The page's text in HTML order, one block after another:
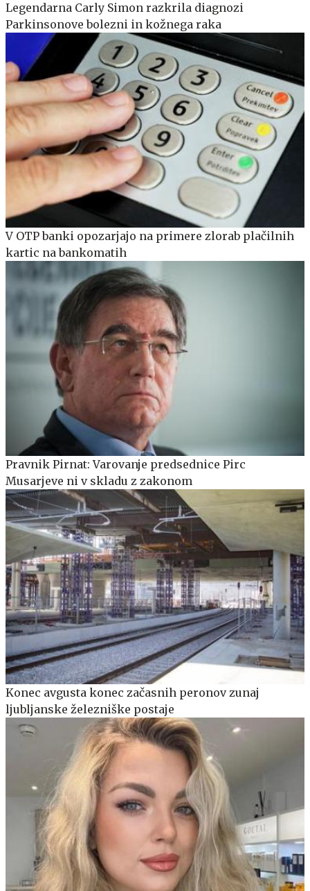
Legendarna Carly Simon razkrila diagnozi
Parkinsonove bolezni in kožnega raka
V OTP banki opozarjajo na primere zlorab plačilnih
kartic na bankomatih
Pravnik Pirnat: Varovanje predsednice Pirc
Musarjeve ni v skladu z zakonom
Konec avgusta konec začasnih peronov zunaj
ljubljanske železniške postaje